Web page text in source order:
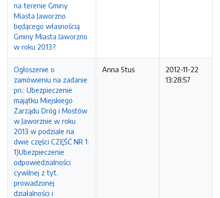
na terenie Gminy
Miasta Jaworzno
będącego własnością
Gminy Miasta Jaworzno
w roku 2013?.
Ogłoszenie o
zamówieniu na zadanie
pn.: Ubezpieczenie
majątku Miejskiego
Zarządu Dróg i Mostów
w Jaworznie w roku
2013 w podziale na
dwie części CZĘŚĆ NR 1:
1)Ubezpieczenie
odpowiedzialności
cywilnej z tyt.
prowadzonej
działalności i
Anna Stus
2012-11-22
13:28:57